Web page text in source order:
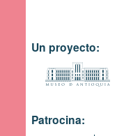
Un proyecto:
Patrocina: